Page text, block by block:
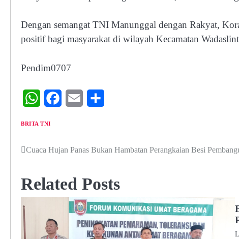
Dengan semangat TNI Manunggal dengan Rakyat,
positif bagi masyarakat di wilayah Kecamatan
Pendim0707
WhatsAppFacebookEmail
BRITA TNI
Navigasi
Cuaca Hujan Panas Bukan Hambatan Perangkaian Besi
Related Posts